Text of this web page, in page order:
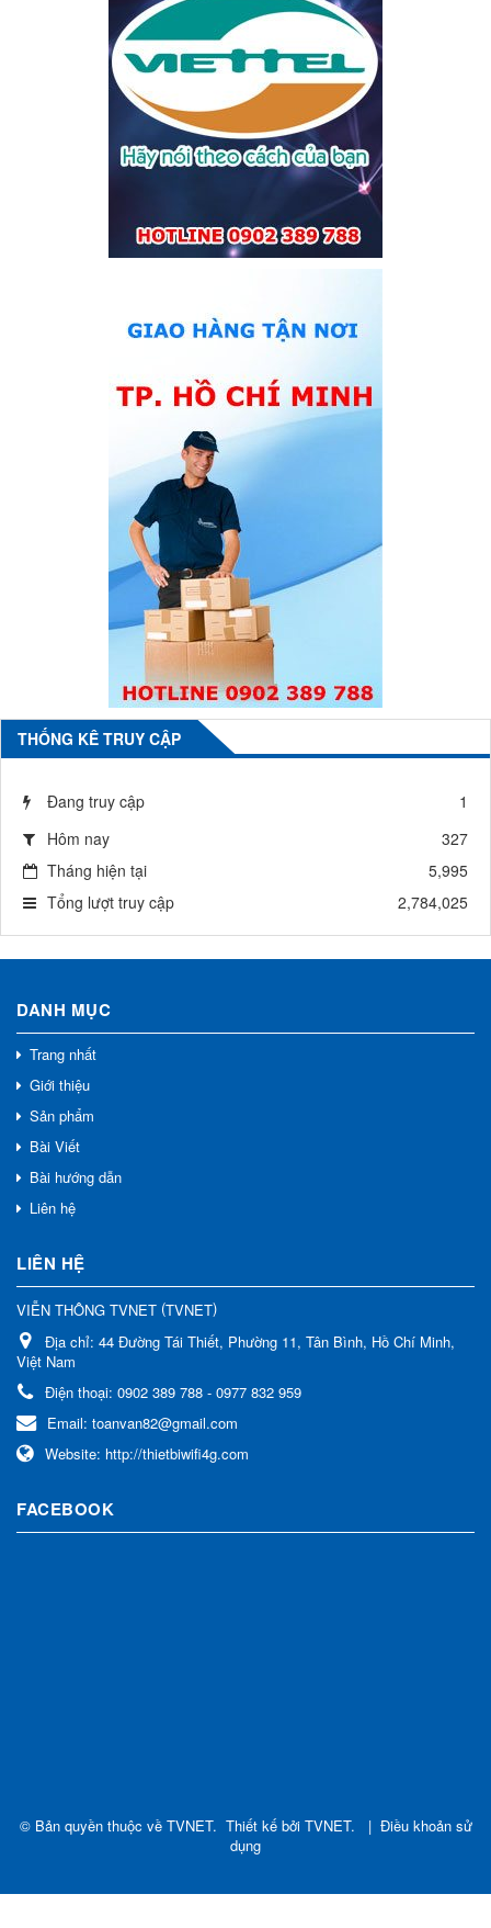
THỐNG KÊ TRUY CẬP
Đang truy cập
1
Hôm nay
327
Tháng hiện tại
5,995
Tổng lượt truy cập
2,784,025
DANH MỤC
Trang nhất
Giới thiệu
Sản phẩm
Bài Viết
Bài hướng dẫn
Liên hệ
LIÊN HỆ
VIỄN THÔNG TVNET (TVNET)
Địa chỉ: 44 Đường Tái Thiết, Phường 11, Tân Bình, Hồ Chí Minh,
Việt Nam
Điện thoại: 0902 389 788 - 0977 832 959
Email: toanvan82@gmail.com
Website: http://thietbiwifi4g.com
FACEBOOK
© Bản quyền thuộc về TVNET. Thiết kế bởi TVNET. | Điều khoản sử
dụng